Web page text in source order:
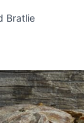
Bratlie